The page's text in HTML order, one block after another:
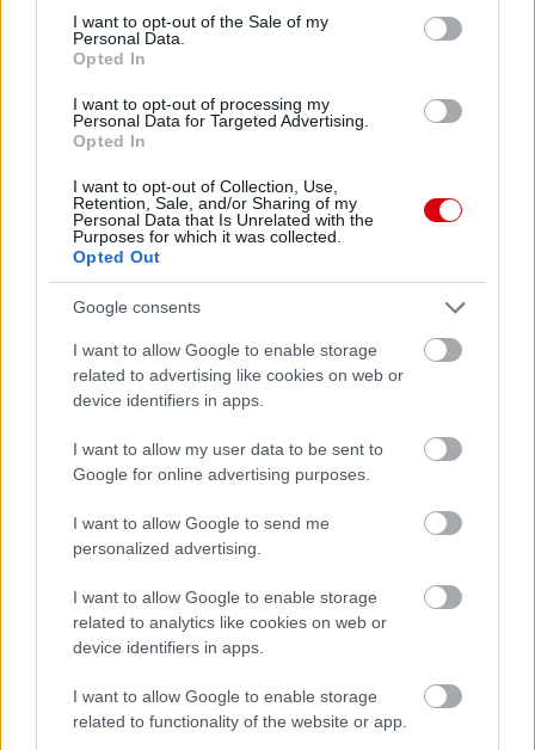
consent section.
I want to opt-out of the Sale of my
Personal Data.
Opted In
I want to opt-out of processing my
Personal Data for Targeted Advertising.
Opted In
I want to opt-out of Collection, Use,
Retention, Sale, and/or Sharing of my
Personal Data that Is Unrelated with the
Purposes for which it was collected.
Opted Out
Google consents
I want to allow Google to enable storage
related to advertising like cookies on web or
device identifiers in apps.
I want to allow my user data to be sent to
Google for online advertising purposes.
I want to allow Google to send me
personalized advertising.
I want to allow Google to enable storage
related to analytics like cookies on web or
device identifiers in apps.
I want to allow Google to enable storage
related to functionality of the website or app.
AC MilanvsManchester United
ELŐZŐ MÉRKŐZÉSEK
Támogatás
a ManUtdFanatics.hu működését!
Kapcsolódó hírek
MANCHESTER UNITED
CARRICKET FOGJA AJÁNLANI
NEK